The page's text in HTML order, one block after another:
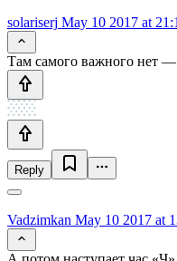
solariserj May 10 2017 at
Там самого важного нет
Reply
Vadzimkan May 10 2017 at